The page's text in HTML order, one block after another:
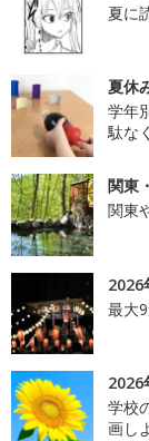
夏に
夏休
学年
駄な
関東
関東
2026
最大
2026
学校
画し